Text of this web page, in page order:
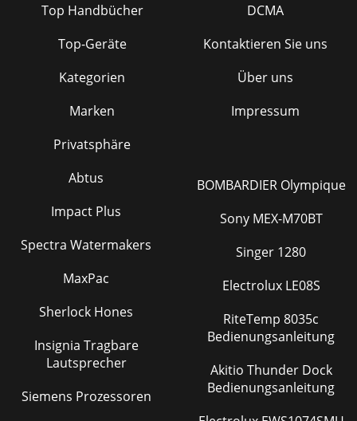
Top Handbücher
Top-Geräte
Kategorien
Marken
Privatsphäre
DCMA
Kontaktieren Sie uns
Über uns
Impressum
Abtus
Impact Plus
Spectra Watermakers
MaxPac
Sherlock Hones
Insignia Tragbare
Lautsprecher
Siemens Prozessoren
BOMBARDIER Olympique
Sony MEX-M70BT
Singer 1280
Electrolux LE08S
RiteTemp 8035c
Bedienungsanleitung
Akitio Thunder Dock
Bedienungsanleitung